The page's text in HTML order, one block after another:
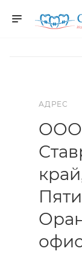
АДРЕС
ООО